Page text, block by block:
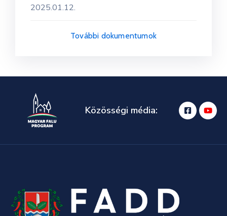
2025.01.12.
További dokumentumok
Közösségi média: